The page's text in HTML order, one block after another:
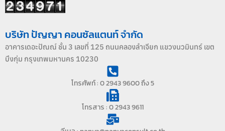
บริษัท ปัญญา คอนซัลแตนท์ จำกัด
อาคารเดอะปัณณ์ ชั้น 3 เลขที่ 125 ถนนคลองลำเจียก แขวงนวมินทร์ เขต
บึงกุ่ม กรุงเทพมหานคร 10230
โทรศัพท์ : 0 2943 9600 ถึง 5
โทรสาร : 0 2943 9611